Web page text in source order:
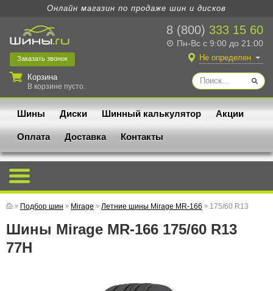
Онлайн магазин по продаже шин и дисков
8 (800) 333 15 60
Пн-Вс с 9:00 до 21:00
Заказать звонок
Корзина
В корзине пусто.
Не определен
Шины Диски Шинный калькулятор Акции
Оплата Доставка Контакты
» Подбор шин » Mirage » Летние шины Mirage MR-166 » 175/60 R13
Шины Mirage MR-166 175/60 R13
77H